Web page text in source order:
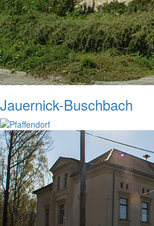
Jauernick-Buschbach